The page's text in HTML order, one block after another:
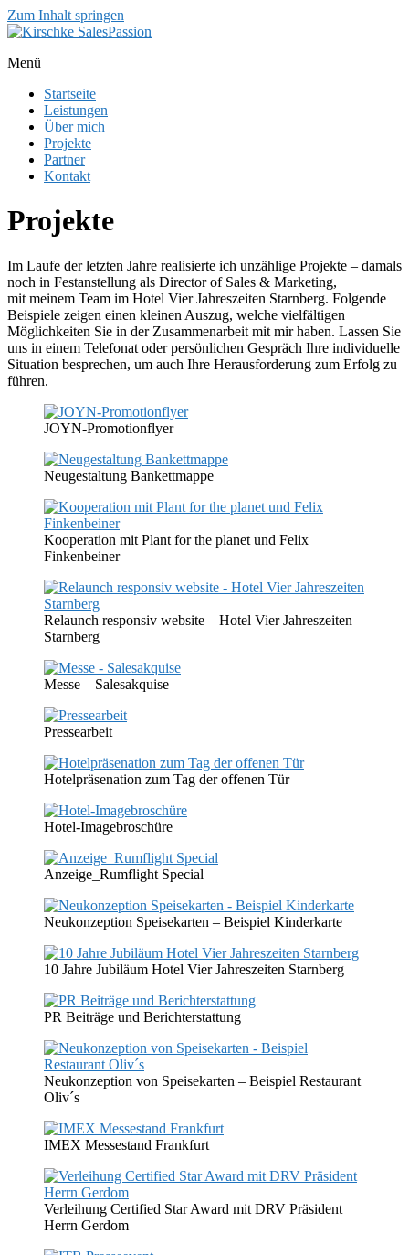
Zum Inhalt springen
Kirschke SalesPassion
Ihre Herausforderungen sind meine Leidenschaft
Menü
Startseite
Leistungen
Über mich
Projekte
Partner
Kontakt
Projekte
Im Laufe der letzten Jahre realisierte ich unzählige Projekte – damals
noch in Festanstellung als Director of Sales & Marketing,
mit meinem Team im Hotel Vier Jahreszeiten Starnberg. Folgende
Beispiele zeigen einen kleinen Auszug, welche vielfältigen
Möglichkeiten Sie in der Zusammenarbeit mit mir haben. Lassen Sie
uns in einem Telefonat oder persönlichen Gespräch Ihre individuelle
Situation besprechen, um auch Ihre Herausforderung zum Erfolg zu
führen.
JOYN-Promotionflyer
Neugestaltung Bankettmappe
Kooperation mit Plant for the planet und Felix
Finkenbeiner
Relaunch responsiv website – Hotel Vier Jahreszeiten
Starnberg
Messe – Salesakquise
Pressearbeit
Hotelpräsenation zum Tag der offenen Tür
Hotel-Imagebroschüre
Anzeige_Rumflight Special
Neukonzeption Speisekarten – Beispiel Kinderkarte
10 Jahre Jubiläum Hotel Vier Jahreszeiten Starnberg
PR Beiträge und Berichterstattung
Neukonzeption von Speisekarten – Beispiel Restaurant
Oliv´s
IMEX Messestand Frankfurt
Verleihung Certified Star Award mit DRV Präsident
Herrn Gerdom